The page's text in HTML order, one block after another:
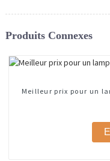
Produits Connexes
Meilleur prix pour un